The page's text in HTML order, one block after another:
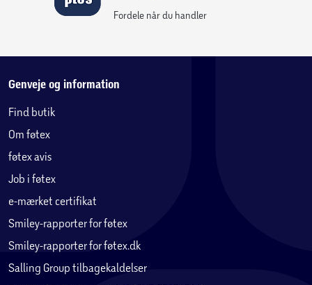
Fordele når du handler
Genveje og information
Find butik
Om føtex
føtex avis
Job i føtex
e-mærket certifikat
Smiley-rapporter for føtex
Smiley-rapporter for føtex.dk
Salling Group tilbagekaldelser